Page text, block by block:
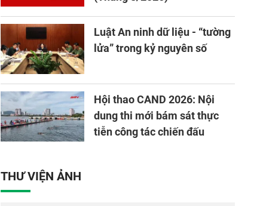
Luật An ninh dữ liệu - “tường
lửa” trong kỷ nguyên số
Hội thao CAND 2026: Nội
dung thi mới bám sát thực
tiễn công tác chiến đấu
THƯ VIỆN ẢNH